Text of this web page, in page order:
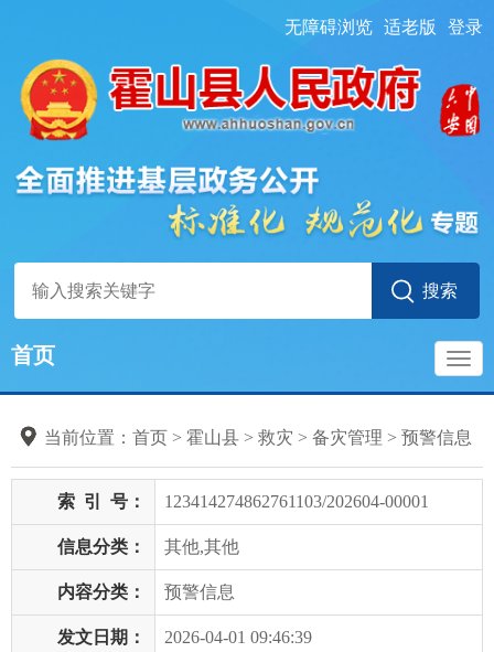
无障碍浏览 适老版 登录
首页
当前位置： 首页 > 霍山县 > 救灾 > 备灾管理 > 预警信息
索 引 号： 123414274862761103/202604-00001
信息分类： 其他,其他
内容分类： 预警信息
发文日期： 2026-04-01 09:46:39